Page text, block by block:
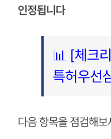
인정됩니다
📊 [체크
특허우선
다음 항목을 점검해보